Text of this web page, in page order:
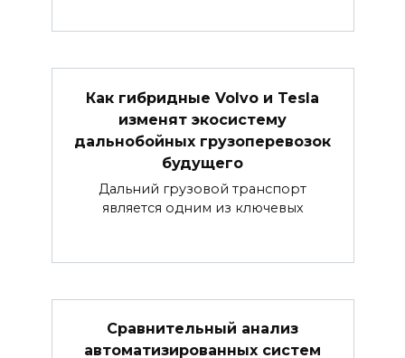
Как гибридные Volvo и Tesla
изменят экосистему
дальнобойных грузоперевозок
будущего
Дальний грузовой транспорт
является одним из ключевых
Сравнительный анализ
автоматизированных систем